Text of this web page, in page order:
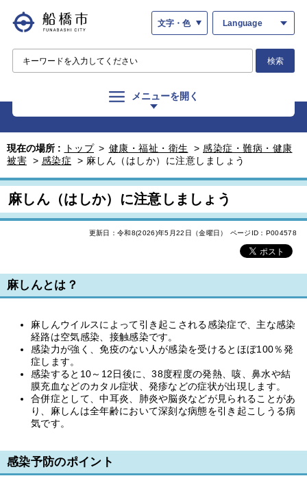
文字・色 Language
検索
メニューを開く
現在の場所 : トップ > 健康・福祉・衛生 > 感染症・難病・健康
被害 > 感染症 > 麻しん（はしか）に注意しましょう
麻しん（はしか）に注意しましょう
更新日：令和8(2026)年5月22日（金曜日） ページID：P004578
麻しんとは？
麻しんウイルスによって引き起こされる感染症で、主な感染
経路は空気感染、接触感染です。
感染力が強く、免疫のない人が感染を受けるとほぼ100％発
症します。
感染すると10～12日後に、38度程度の発熱、咳、鼻水や結
膜充血などのカタル症状、発疹などの症状が出現します。
合併症として、中耳炎、肺炎や脳炎などが見られることがあ
り、麻しんは全年齢において深刻な病態を引き起こしうる病
気です。
感染予防のポイント